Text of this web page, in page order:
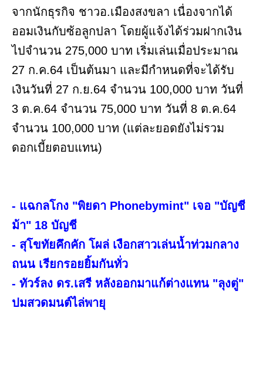
จากนักธุรกิจ ชาวอ.เมืองสงขลา เนื่องจากได้
ออมเงินกับซ้อลูกปลา โดยผู้แจ้งได้ร่วมฝากเงิน
ไปจำนวน 275,000 บาท เริ่มเล่นเมื่อประมาณ
27 ก.ค.64 เป็นต้นมา และมีกำหนดที่จะได้รับ
เงินวันที่ 27 ก.ย.64 จำนวน 100,000 บาท วันที่
3 ต.ค.64 จำนวน 75,000 บาท วันที่ 8 ต.ค.64
จำนวน 100,000 บาท (แต่ละยอดยังไม่รวม
ดอกเบี้ยตอบแทน)
- แฉกลโกง "พิยดา Phonebymint" เจอ "บัญชี
ม้า" 18 บัญชี
- สุโขทัยคึกคัก โผล่ เงือกสาวเล่นน้ำท่วมกลาง
ถนน เรียกรอยยิ้มกันทั่ว
- ทัวร์ลง ดร.เสรี หลังออกมาแก้ต่างแทน "ลุงตู่"
ปมสวดมนต์ไล่พายุ